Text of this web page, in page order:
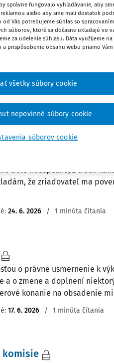
a radu ohľadom volieb
ZŠ s MŠ a v júni prebehnú u
posledný augustový
24. 6. 2026 / 2 minúty čítania
na riaditeľa
v mesiaci jún sa
bolo neúspešné, z troch
že zriaďovateľ ma
24. 6. 2026 / 1 minúta čítania
o právne usmernenie k
a o zmene a doplnení
konanie na obsadenie
17. 6. 2026 / 1 minúta čítania
komisie
správne fungovalo vyhľadávanie, aby
alebo aby sme mali dostatok
Vás potrebujeme súhlas so spracovaním
súborov, ktoré sa dočasne ukladajú vo
za udelenie súhlasu. Dáta využijeme na
a prispôsobenie obsahu webu priamo
súborov cookie
nepovinné súbory cookie
všetky súbory cookie